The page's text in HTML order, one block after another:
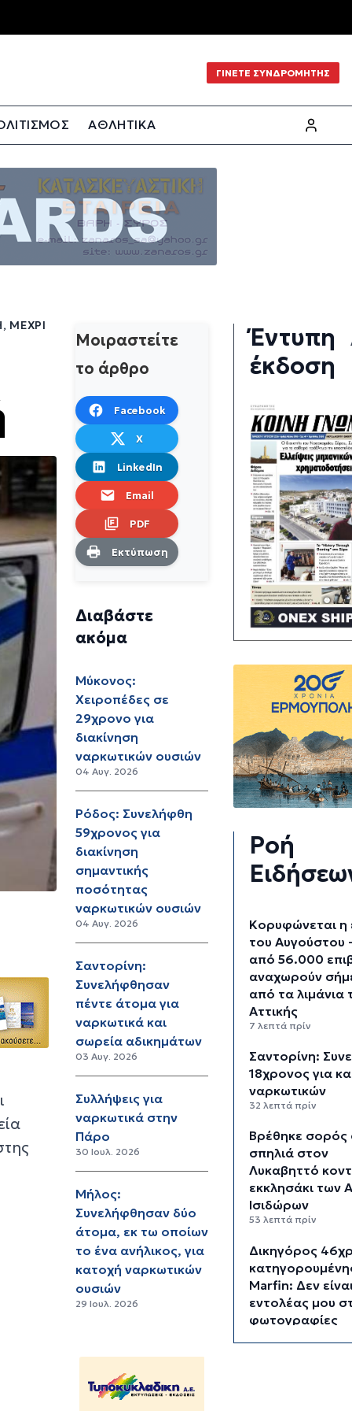
ΓΙΝΕΤΕ ΣΥΝΔΡΟΜΗΤΗΣ
ΑΘΛΗΤΙΚΑ
ΜΈΧΡΙ
Μοιραστείτε
το άρθρο
Facebook
X
LinkedIn
Email
PDF
Εκτύπωση
Διαβάστε
ακόμα
Μύκονος:
Χειροπέδες σε
29χρονο για
διακίνηση
ναρκωτικών ουσιών
04 Αυγ. 2026
Ρόδος: Συνελήφθη
59χρονος για
διακίνηση
σημαντικής
ποσότητας
ναρκωτικών ουσιών
04 Αυγ. 2026
Σαντορίνη:
Συνελήφθησαν
πέντε άτομα για
ναρκωτικά και
σωρεία αδικημάτων
03 Αυγ. 2026
Συλλήψεις για
ναρκωτικά στην
Πάρο
30 Ιουλ. 2026
Μήλος:
Συνελήφθησαν δύο
άτομα, εκ τω οποίων
το ένα ανήλικος, για
κατοχή ναρκωτικών
ουσιών
29 Ιουλ. 2026
Έντυπη
έκδοση
Ροή
Κορυφώνεται η
του Αυγούστου
από 56.000
αναχωρούν
από τα λιμάνια
Αττικής
7 λεπτά πρίν
Σαντορίνη:
18χρονος για
ναρκωτικών
32 λεπτά πρίν
Βρέθηκε σορός
σπηλιά στον
Λυκαβηττό
εκκλησάκι των
Ισιδώρων
53 λεπτά πρίν
Δικηγόρος
Marfin: Δεν
εντολέας μου
φωτογραφίες